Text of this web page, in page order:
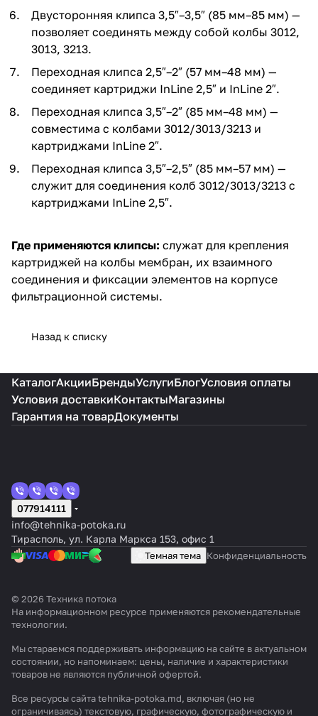
Двусторонняя клипса 3,5″–3,5″ (85 мм–85 мм) —
позволяет соединять между собой колбы 3012,
3013, 3213.
Переходная клипса 2,5″–2″ (57 мм–48 мм) —
соединяет картриджи InLine 2,5″ и InLine 2″.
Переходная клипса 3,5″–2″ (85 мм–48 мм) —
совместима с колбами 3012/3013/3213 и
картриджами InLine 2″.
Переходная клипса 3,5″–2,5″ (85 мм–57 мм) —
служит для соединения колб 3012/3013/3213 с
картриджами InLine 2,5″.
Где применяются клипсы: служат для крепления
картриджей на колбы мембран, их взаимного
соединения и фиксации элементов на корпусе
фильтрационной системы.
Назад к списку
КаталогАкцииБрендыУслугиБлогУсловия оплаты
Условия доставкиКонтактыМагазины
Гарантия на товарДокументы
077914111
info@tehnika-potoka.ru
Тирасполь, ул. Карла Маркса 153, офис 1
Темная тема Конфиденциальность
© 2026 Техника потока
На информационном ресурсе применяются рекомендательные
технологии.
Мы стараемся поддерживать информацию на сайте в актуальном
состоянии, но напоминаем: цены, наличие и характеристики
товаров не являются публичной офертой.
Все ресурсы сайта tehnika-potoka.md, включая (но не
ограничиваясь) текстовую, графическую, фотографическую и